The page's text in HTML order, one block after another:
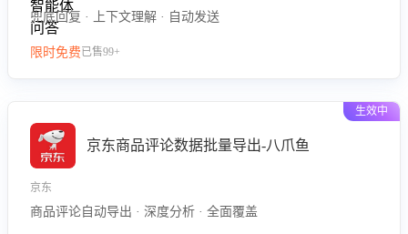
兜底回复 · 上下文理解 · 自动发送
限时免费已售99+
生效中
京东商品评论数据批量导出-八爪鱼
京东
商品评论自动导出 · 深度分析 · 全面覆盖